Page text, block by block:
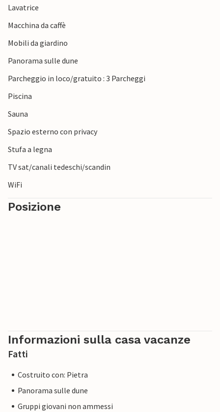
Per gli amanti della natura, il fiordo di Ringkøbing offre
numerose opportunità di escursioni, ciclismo e sport
Lavatrice
Macchina da caffè
Mobili da giardino
Panorama sulle dune
Parcheggio in loco/gratuito : 3 Parcheggi
Piscina
Sauna
Spazio esterno con privacy
Stufa a legna
TV sat/canali tedeschi/scandin
WiFi
Posizione
Informazioni sulla casa vacanze
Fatti
Costruito con: Pietra
Panorama sulle dune
Gruppi giovani non ammessi